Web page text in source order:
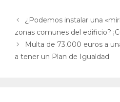
¿Podemos instalar una
zonas comunes del edificio?
Multa de 73.000 euros a
a tener un Plan de Igualdad